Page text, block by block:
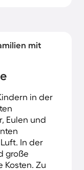
mit
in der
Eulen und
In der
große
Kosten. Zu